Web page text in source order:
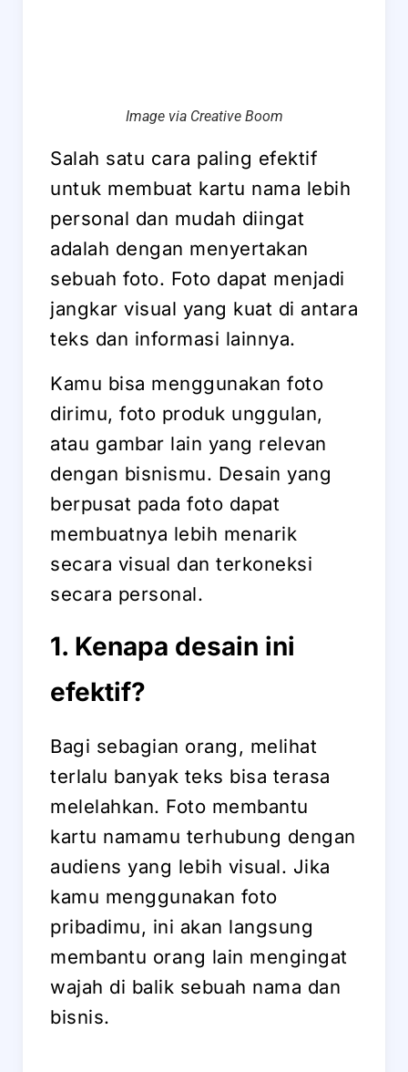
Image via Creative Boom
Salah satu cara paling efektif
untuk membuat kartu nama lebih
personal dan mudah diingat
adalah dengan menyertakan
sebuah foto. Foto dapat menjadi
jangkar visual yang kuat di antara
teks dan informasi lainnya.
Kamu bisa menggunakan foto
dirimu, foto produk unggulan,
atau gambar lain yang relevan
dengan bisnismu. Desain yang
berpusat pada foto dapat
membuatnya lebih menarik
secara visual dan terkoneksi
secara personal.
1. Kenapa desain ini
efektif?
Bagi sebagian orang, melihat
terlalu banyak teks bisa terasa
melelahkan. Foto membantu
kartu namamu terhubung dengan
audiens yang lebih visual. Jika
kamu menggunakan foto
pribadimu, ini akan langsung
membantu orang lain mengingat
wajah di balik sebuah nama dan
bisnis.